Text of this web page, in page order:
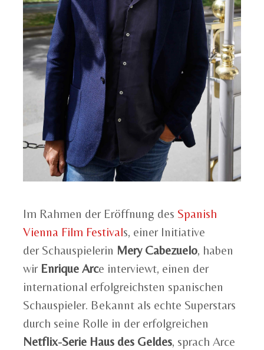
Im Rahmen der Eröffnung des Spanish
Vienna Film Festivals, einer Initiative
der Schauspielerin Mery Cabezuelo, haben
wir Enrique Arce interviewt, einen der
international erfolgreichsten spanischen
Schauspieler. Bekannt als echte Superstars
durch seine Rolle in der erfolgreichen
Netflix-Serie Haus des Geldes, sprach Arce